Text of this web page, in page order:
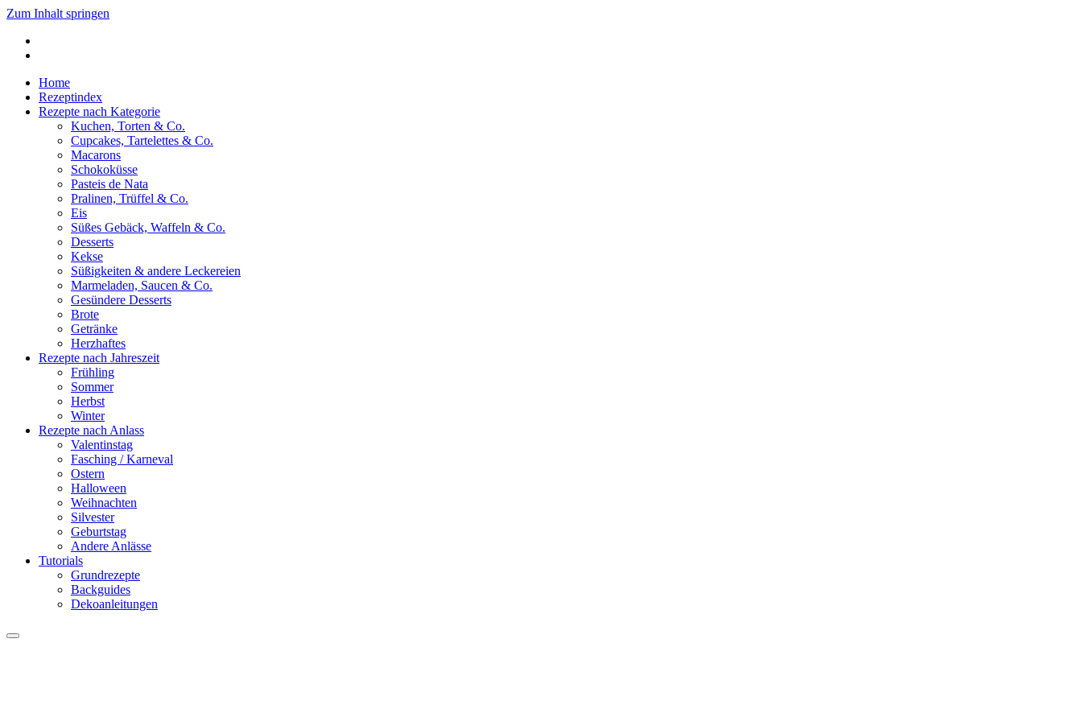
Zum Inhalt springen
Julia's Baking Passion
Rezeptkreationen und -inspirationen zum Nachbacken
Home
Rezeptindex
Rezepte nach Kategorie
Kuchen, Torten & Co.
Cupcakes, Tartelettes & Co.
Macarons
Schokoküsse
Pasteis de Nata
Pralinen, Trüffel & Co.
Eis
Süßes Gebäck, Waffeln & Co.
Desserts
Kekse
Süßigkeiten & andere Leckereien
Marmeladen, Saucen & Co.
Gesündere Desserts
Brote
Getränke
Herzhaftes
Rezepte nach Jahreszeit
Frühling
Sommer
Herbst
Winter
Rezepte nach Anlass
Valentinstag
Fasching / Karneval
Ostern
Halloween
Weihnachten
Silvester
Geburtstag
Andere Anlässe
Tutorials
Grundrezepte
Backguides
Dekoanleitungen